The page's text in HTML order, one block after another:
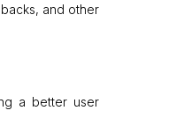
and other
a better user